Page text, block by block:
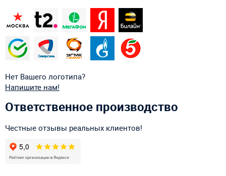
Нет Вашего логотипа?
Напишите нам!
Ответственное производство
Честные отзывы реальных клиентов!